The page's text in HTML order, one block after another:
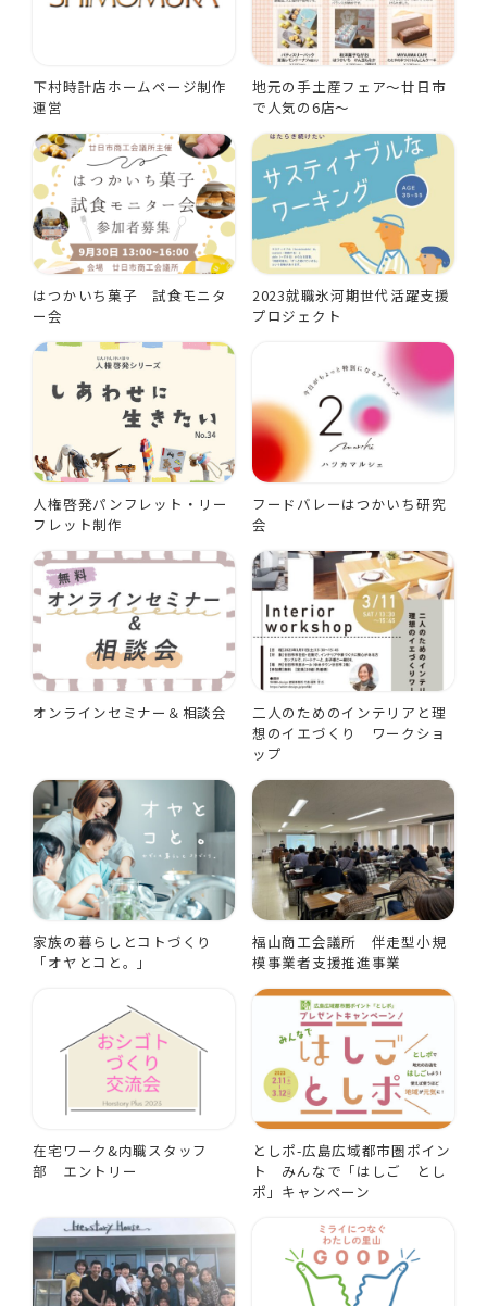
下村時計店ホームページ制作
運営
地元の手土産フェア～廿日市
で人気の6店～
はつかいち菓子 試食モニタ
ー会
2023就職氷河期世代活躍支援
プロジェクト
人権啓発パンフレット・リー
フレット制作
フードバレーはつかいち研究
会
オンラインセミナー＆相談会
二人のためのインテリアと理
想のイエづくり ワークショ
ップ
家族の暮らしとコトづくり
「オヤとコと。」
福山商工会議所 伴走型小規
模事業者支援推進事業
在宅ワーク&内職スタッフ
部 エントリー
としポ-広島広域都市圏ポイン
ト みんなで「はしご とし
ポ」キャンペーン